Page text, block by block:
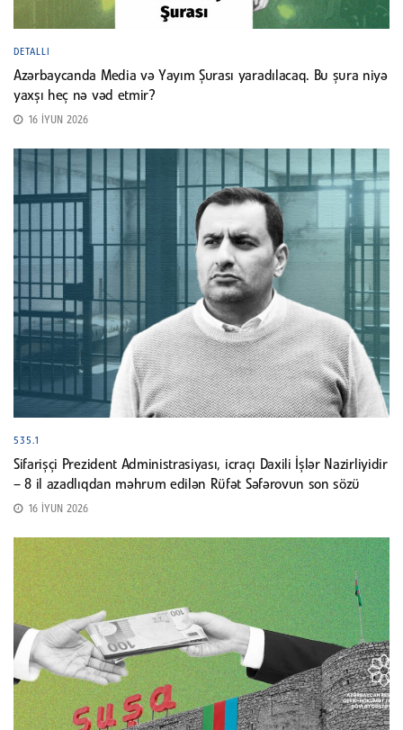
DETALLI
Azərbaycanda Media və Yayım Şurası yaradılacaq. Bu şura niyə
yaxşı heç nə vəd etmir?
16 İYUN 2026
535.1
Sifarişçi Prezident Administrasiyası, icraçı Daxili İşlər Nazirliyidir
– 8 il azadlıqdan məhrum edilən Rüfət Səfərovun son sözü
16 İYUN 2026